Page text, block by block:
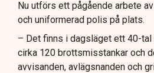
Nu utförs ett pågående arbete
och uniformerad polis på plats.
– Det finns i dagsläget ett 40-
cirka 120 brottsmisstankar och
avvisanden, avlägsnanden och